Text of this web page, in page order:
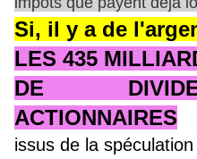
Si, il y a de
LES 435
DE
ACTIONNAIRES
issus de la spéculation